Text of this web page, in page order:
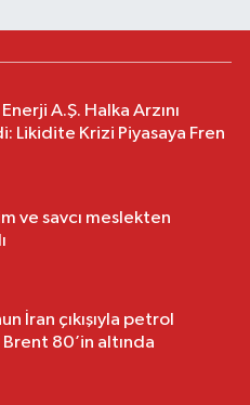
A.Ş. Halka Arzını
Likidite Krizi Piyasaya Fren
ve savcı meslekten
İran çıkışıyla petrol
Brent 80’in altında